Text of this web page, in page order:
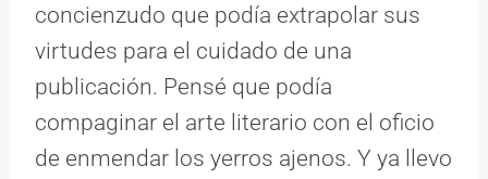
concienzudo que podía extrapolar sus
virtudes para el cuidado de una
publicación. Pensé que podía
compaginar el arte literario con el oficio
de enmendar los yerros ajenos. Y ya llevo